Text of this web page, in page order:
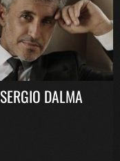
SERGIO DALMA